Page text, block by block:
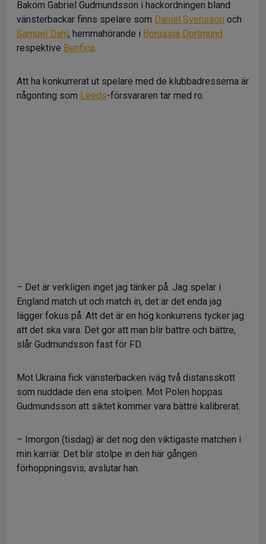
Bakom Gabriel Gudmundsson i hackordningen bland
vänsterbackar finns spelare som Daniel Svensson och
Samuel Dahl , hemmahörande i Borussia Dortmund
respektive Benfica.
Att ha konkurrerat ut spelare med de klubbadresserna är
någonting som Leeds-försvararen tar med ro.
– Det är verkligen inget jag tänker på. Jag spelar i
England match ut och match in, det är det enda jag
lägger fokus på. Att det är en hög konkurrens tycker jag
att det ska vara. Det gör att man blir bättre och bättre,
slår Gudmundsson fast för FD.
Mot Ukraina fick vänsterbacken iväg två distansskott
som nuddade den ena stolpen. Mot Polen hoppas
Gudmundsson att siktet kommer vara bättre kalibrerat.
– Imorgon (tisdag) är det nog den viktigaste matchen i
min karriär. Det blir stolpe in den här gången
förhoppningsvis, avslutar han.